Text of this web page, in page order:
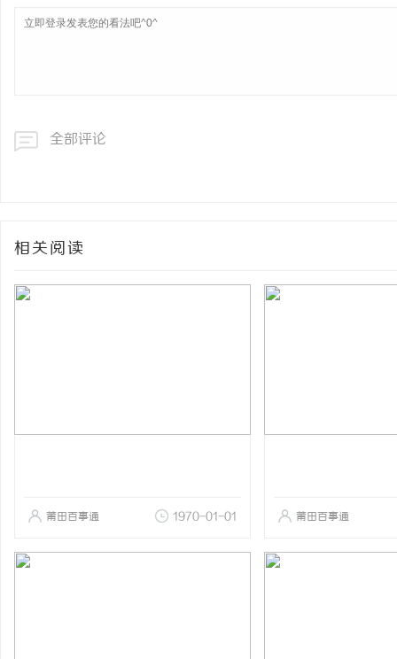
全部评论
相关阅读
莆田百事通 1970-01-01 莆田百事通